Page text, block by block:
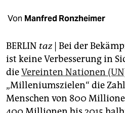
shop
fragen & hilfe
unterstützen
abo
genossenschaft
Von Manfred Ronzheimer
BERLIN taz| Bei der
ist keine Verbesserung in
dieVereinten Nationen
„Milleniumszielen“ die
Menschen von 800